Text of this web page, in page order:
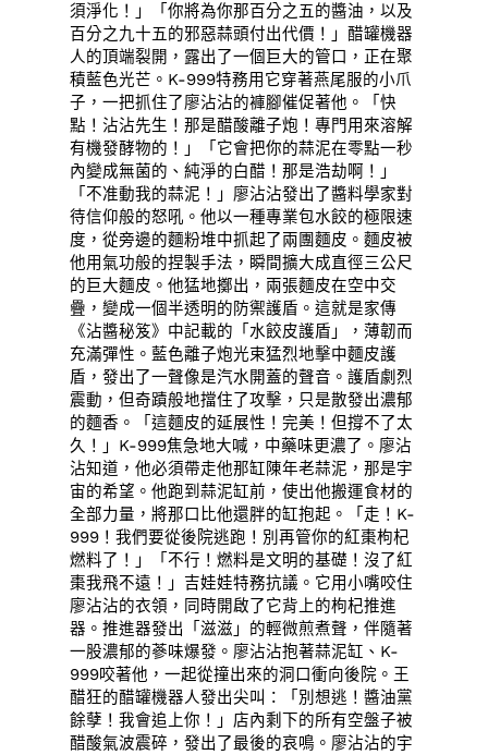
須淨化！」「你將為你那百分之五的醬油，以及
百分之九十五的邪惡蒜頭付出代價！」醋罐機器
人的頂端裂開，露出了一個巨大的管口，正在聚
積藍色光芒。K-999特務用它穿著燕尾服的小爪
子，一把抓住了廖沾沾的褲腳催促著他。「快
點！沾沾先生！那是醋酸離子炮！專門用來溶解
有機發酵物的！」「它會把你的蒜泥在零點一秒
內變成無菌的、純淨的白醋！那是浩劫啊！」
「不准動我的蒜泥！」廖沾沾發出了醬料學家對
待信仰般的怒吼。他以一種專業包水餃的極限速
度，從旁邊的麵粉堆中抓起了兩團麵皮。麵皮被
他用氣功般的捏製手法，瞬間擴大成直徑三公尺
的巨大麵皮。他猛地擲出，兩張麵皮在空中交
疊，變成一個半透明的防禦護盾。這就是家傳
《沾醬秘笈》中記載的「水餃皮護盾」，薄韌而
充滿彈性。藍色離子炮光束猛烈地擊中麵皮護
盾，發出了一聲像是汽水開蓋的聲音。護盾劇烈
震動，但奇蹟般地擋住了攻擊，只是散發出濃郁
的麵香。「這麵皮的延展性！完美！但撐不了太
久！」K-999焦急地大喊，中藥味更濃了。廖沾
沾知道，他必須帶走他那缸陳年老蒜泥，那是宇
宙的希望。他跑到蒜泥缸前，使出他搬運食材的
全部力量，將那口比他還胖的缸抱起。「走！K-
999！我們要從後院逃跑！別再管你的紅棗枸杞
燃料了！」「不行！燃料是文明的基礎！沒了紅
棗我飛不遠！」吉娃娃特務抗議。它用小嘴咬住
廖沾沾的衣領，同時開啟了它背上的枸杞推進
器。推進器發出「滋滋」的輕微煎煮聲，伴隨著
一股濃郁的蔘味爆發。廖沾沾抱著蒜泥缸、K-
999咬著他，一起從撞出來的洞口衝向後院。王
醋狂的醋罐機器人發出尖叫：「別想逃！醬油黨
餘孽！我會追上你！」店內剩下的所有空盤子被
醋酸氣波震碎，發出了最後的哀鳴。廖沾沾的宇